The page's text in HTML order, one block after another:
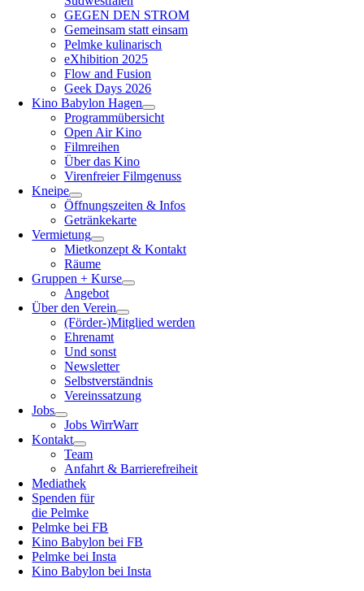
GEGEN DEN STROM
Gemeinsam statt einsam
Pelmke kulinarisch
eXhibition 2025
Flow and Fusion
Geek Days 2026
Kino Babylon Hagen
Programmübersicht
Open Air Kino
Filmreihen
Über das Kino
Virenfreier Filmgenuss
Kneipe
Öffnungszeiten & Infos
Getränkekarte
Vermietung
Mietkonzept & Kontakt
Räume
Gruppen + Kurse
Angebot
Über den Verein
(Förder-)Mitglied werden
Ehrenamt
Und sonst
Newsletter
Selbstverständnis
Vereinssatzung
Jobs
Jobs WirrWarr
Kontakt
Team
Anfahrt & Barrierefreiheit
Mediathek
Spenden für
die Pelmke
Pelmke bei FB
Kino Babylon bei FB
Pelmke bei Insta
Kino Babylon bei Insta